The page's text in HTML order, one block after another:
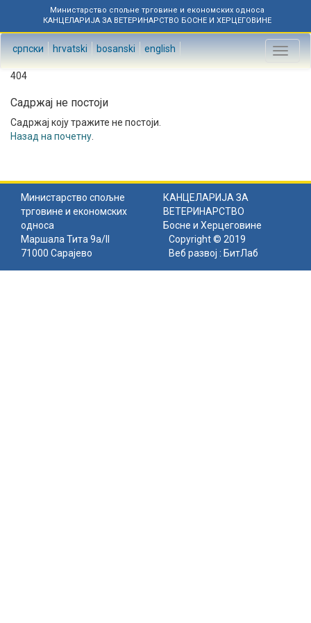
Министарство спољне трговине и економских односа
КАНЦЕЛАРИЈА ЗА ВЕТЕРИНАРСТВО БОСНЕ И ХЕРЦЕГОВИНЕ
српски hrvatski bosanski english
Toggle
404
Садржај не постоји
Садржај коју тражите не постоји.
Назад на почетну
Министарство спољне
трговине и економских
односа
КАНЦЕЛАРИЈА ЗА
ВЕТЕРИНАРСТВО
Босне и Херцеговине
Маршала Тита 9а/II
71000 Сарајево
Copyright © 2019
Веб развој : БитЛаб